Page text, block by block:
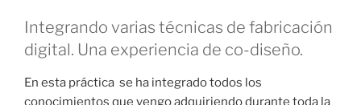
Integrando varias técnicas de fabricación
digital. Una experiencia de co-diseño.
En esta práctica se ha integrado todos los
conocimientos que vengo adquiriendo durante toda la